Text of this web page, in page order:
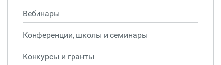
Вебинары
Конференции, школы и семинары
Конкурсы и гранты